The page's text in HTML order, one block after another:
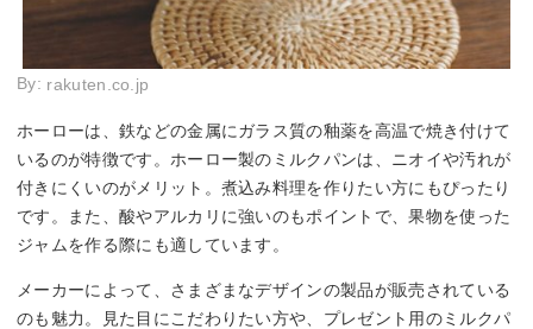
By: rakuten.co.jp
ホーローは、鉄などの金属にガラス質の釉薬を高温で焼き付けて
いるのが特徴です。ホーロー製のミルクパンは、ニオイや汚れが
付きにくいのがメリット。煮込み料理を作りたい方にもぴったり
です。また、酸やアルカリに強いのもポイントで、果物を使った
ジャムを作る際にも適しています。
メーカーによって、さまざまなデザインの製品が販売されている
のも魅力。見た目にこだわりたい方や、プレゼント用のミルクパ